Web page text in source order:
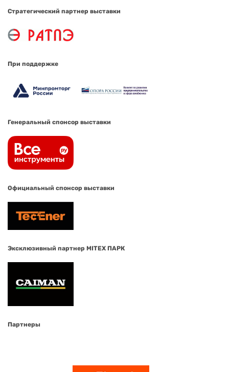
Стратегический партнер выставки
При поддержке
Генеральный спонсор выставки
Официальный спонсор выставки
Эксклюзивный партнер MITEX ПАРК
Партнеры